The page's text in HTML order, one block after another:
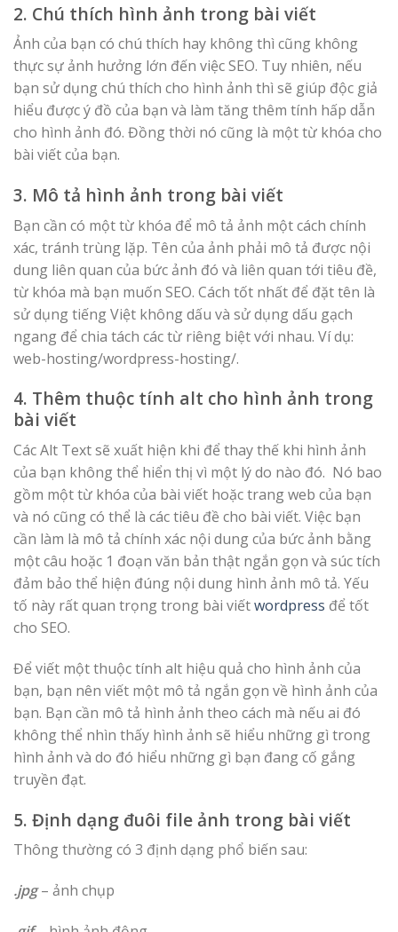
2. Chú thích hình ảnh trong bài viết
Ảnh của bạn có chú thích hay không thì cũng không
thực sự ảnh hưởng lớn đến việc SEO. Tuy nhiên, nếu
bạn sử dụng chú thích cho hình ảnh thì sẽ giúp độc giả
hiểu được ý đồ của bạn và làm tăng thêm tính hấp dẫn
cho hình ảnh đó. Đồng thời nó cũng là một từ khóa cho
bài viết của bạn.
3. Mô tả hình ảnh trong bài viết
Bạn cần có một từ khóa để mô tả ảnh một cách chính
xác, tránh trùng lặp. Tên của ảnh phải mô tả được nội
dung liên quan của bức ảnh đó và liên quan tới tiêu đề,
từ khóa mà bạn muốn SEO. Cách tốt nhất để đặt tên là
sử dụng tiếng Việt không dấu và sử dụng dấu gạch
ngang để chia tách các từ riêng biệt với nhau. Ví dụ:
web-hosting/wordpress-hosting/.
4. Thêm thuộc tính alt cho hình ảnh trong
bài viết
Các Alt Text sẽ xuất hiện khi để thay thế khi hình ảnh
của bạn không thể hiển thị vì một lý do nào đó. Nó bao
gồm một từ khóa của bài viết hoặc trang web của bạn
và nó cũng có thể là các tiêu đề cho bài viết. Việc bạn
cần làm là mô tả chính xác nội dung của bức ảnh bằng
một câu hoặc 1 đoạn văn bản thật ngắn gọn và súc tích
đảm bảo thể hiện đúng nội dung hình ảnh mô tả. Yếu
tố này rất quan trọng trong bài viếtwordpress để tốt
cho SEO.
Để viết một thuộc tính alt hiệu quả cho hình ảnh của
bạn, bạn nên viết một mô tả ngắn gọn về hình ảnh của
bạn. Bạn cần mô tả hình ảnh theo cách mà nếu ai đó
không thể nhìn thấy hình ảnh sẽ hiểu những gì trong
hình ảnh và do đó hiểu những gì bạn đang cố gắng
truyền đạt.
5. Định dạng đuôi file ảnh trong bài viết
Thông thường có 3 định dạng phổ biến sau:
.jpg– ảnh chụp